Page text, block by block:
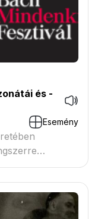
és -
Esemény